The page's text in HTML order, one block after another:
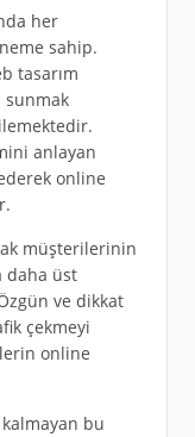
her
sahip.
tasarım
sunmak
anlayan
online
müşterilerinin
daha üst
ve dikkat
çekmeyi
online
bu